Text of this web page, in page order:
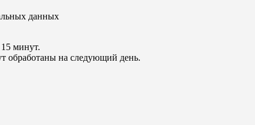
данных
минут.
обработаны на следующий день.